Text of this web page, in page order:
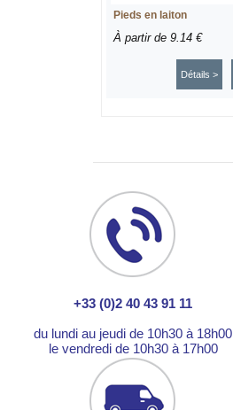
Pieds en laiton
À partir de 9.14 €
Détails >
+33 (0)2 40 43 91 11
du lundi au jeudi de 10h30 à 18h00
le vendredi de 10h30 à 17h00